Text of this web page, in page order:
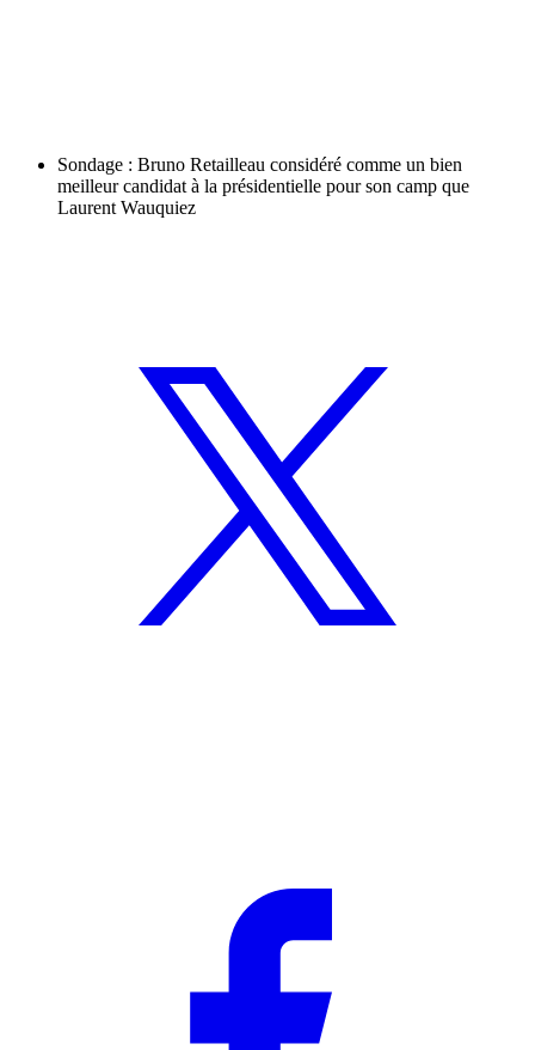
Sondage : Bruno Retailleau considéré comme un bien
meilleur candidat à la présidentielle pour son camp que
Laurent Wauquiez